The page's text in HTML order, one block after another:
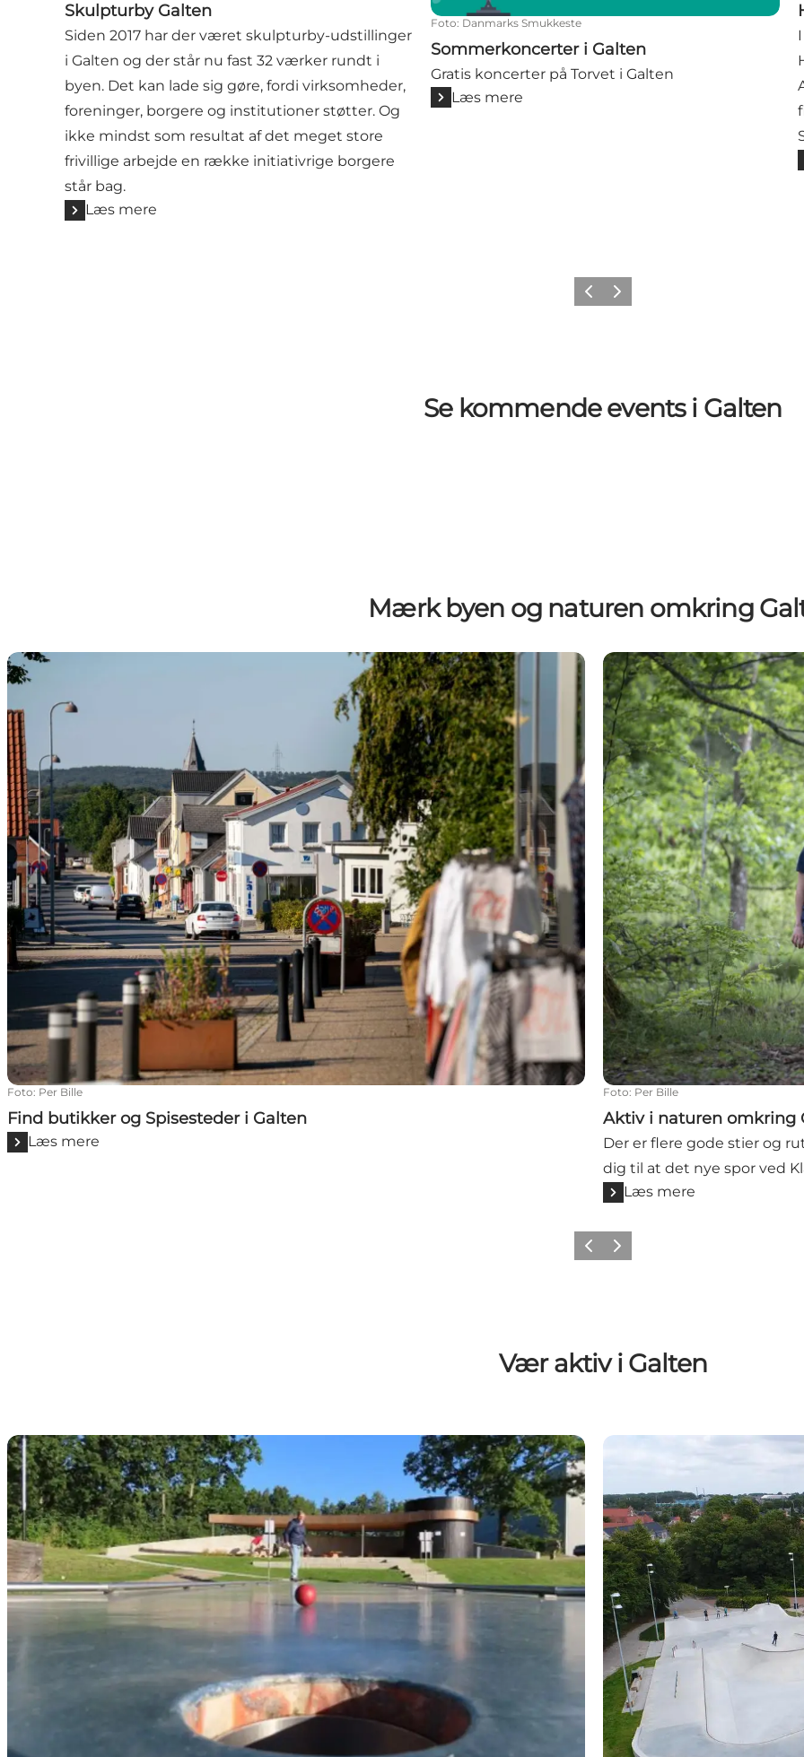
Skulpturby Galten
Siden 2017 har der været skulpturby-udstillinger
i Galten og der står nu fast 32 værker rundt i
byen. Det kan lade sig gøre, fordi virksomheder,
foreninger, borgere og institutioner støtter. Og
ikke mindst som resultat af det meget store
frivillige arbejde en række initiativrige borgere
står bag.
Læs mere
Foto: Danmarks Smukkeste
Sommerkoncerter i Galten
Gratis koncerter på Torvet i Galten
Læs mere
Forrige billede
Næste billede
Se kommende events i Galten
Mærk byen og naturen omkring
Find butikker og Spisesteder i Galten
Foto: Per Bille
Find butikker og Spisesteder i Galten
Læs mere
Aktiv i naturen omkring
Foto: Per Bille
Aktiv i naturen omkring
Der er flere gode stier og
dig til at det nye spor ved
Læs mere
Forrige billede
Næste billede
Vær aktiv i Galten
Galten-Skovby Minigolf Galten Skatepark